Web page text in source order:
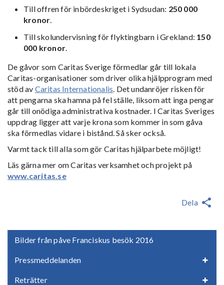
Bilder från påve Franciskus besök 2016
Pressmeddelanden
Reträtter
Till offren för inbördeskriget i Sydsudan: 250 000
kronor
Till skolundervisning för flyktingbarn i Grekland: 150
000 kronor
De gåvor som Caritas Sverige förmedlar går till lokala
Caritas-organisationer som driver olika hjälpprogram med
stöd av Caritas Internationalis . Det undanröjer risken för
att pengarna ska hamna på fel ställe, liksom att inga pengar
går till onödiga administrativa kostnader. I Caritas Sveriges
uppdrag ligger att varje krona som kommer in som gåva
ska förmedlas vidare i bistånd. Så sker också.
Varmt tack till alla som gör Caritas hjälparbete möjligt!
Läs gärna mer om Caritas verksamhet och projekt på
www.caritas.se
Dela